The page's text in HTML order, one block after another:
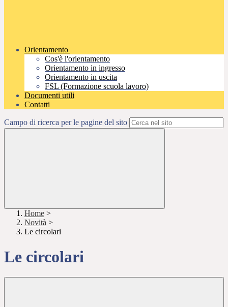
Orientamento
Cos'è l'orientamento
Orientamento in ingresso
Orientamento in uscita
FSL (Formazione scuola lavoro)
Documenti utili
Contatti
Campo di ricerca per le pagine del sito
Home >
Novità >
Le circolari
Le circolari